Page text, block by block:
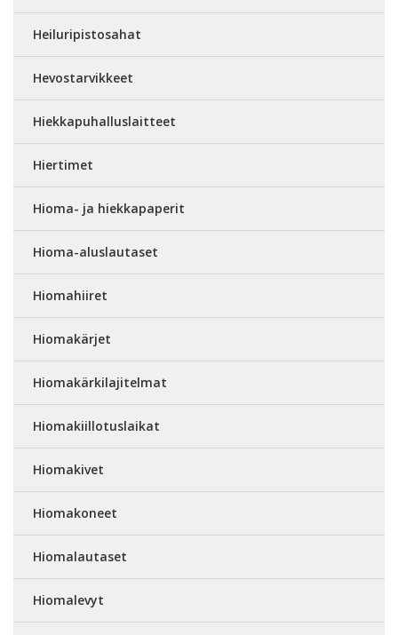
Heiluripistosahat
Hevostarvikkeet
Hiekkapuhalluslaitteet
Hiertimet
Hioma- ja hiekkapaperit
Hioma-aluslautaset
Hiomahiiret
Hiomakärjet
Hiomakärkilajitelmat
Hiomakiillotuslaikat
Hiomakivet
Hiomakoneet
Hiomalautaset
Hiomalevyt